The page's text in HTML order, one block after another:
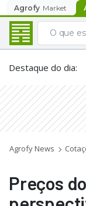
Agrofy Market
Destaque do dia:
Agrofy News
Preços